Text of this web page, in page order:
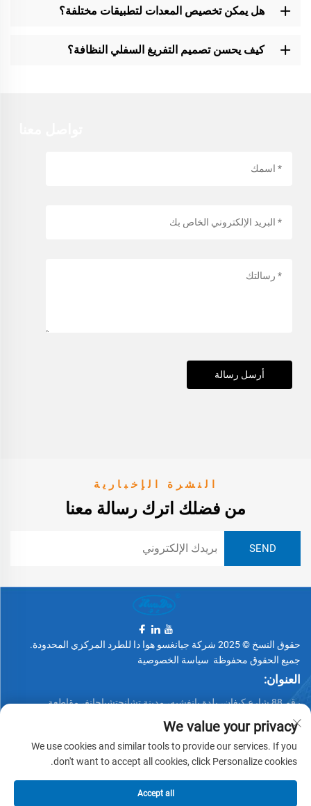
هل يمكن تخصيص المعدات لتطبيقات مختلفة؟
كيف يحسن تصميم التفريغ السفلي النظافة؟
أرسل رسالة
النشرة الإخبارية
من فضلك اترك رسالة معنا
حقوق النسخ © 2025 شركة جيانغسو هوا دا للطرد المركزي المحدودة.
جميع الحقوق محفوظة سياسة الخصوصية
العنوان:
رقم 88 شارع كيغان، بلدة يانغشيه، مدينة تشانجتشياجانغ، مقاطعة
جيانغسو، الصين
الهاتف:
+86 15162337620
البريد الإلكتروني:
We value your privacy
We use cookies and similar tools to provide our services. If you
don't want to accept all cookies, click Personalize cookies.
Accept all